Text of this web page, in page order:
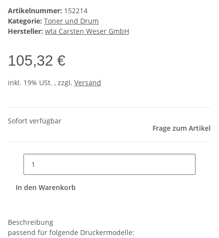
Artikelnummer: 152214
Kategorie: Toner und Drum
Hersteller: wta Carsten Weser GmbH
105,32 €
inkl. 19% USt. , zzgl. Versand
Sofort verfügbar
Frage zum Artikel
In den Warenkorb
Beschreibung
passend für folgende Druckermodelle: